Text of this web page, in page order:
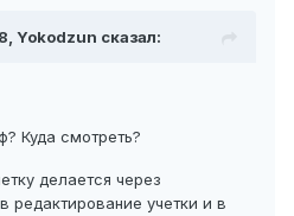
Yokodzun сказал:
Куда смотреть?
делается через
редактирование учетки и в